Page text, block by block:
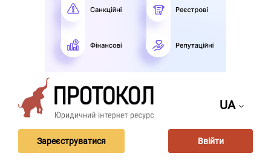
UA
Зареєструватися Ввійти